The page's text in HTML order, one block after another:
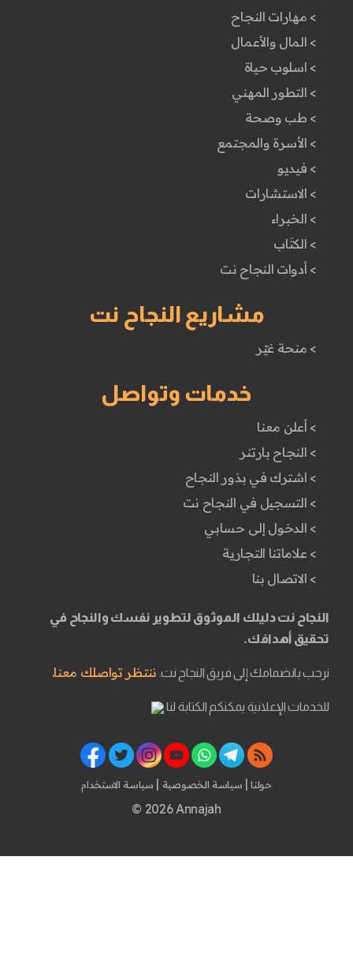
> مهارات النجاح
> المال والأعمال
> اسلوب حياة
> التطور المهني
> طب وصحة
> الأسرة والمجتمع
> فيديو
> الاستشارات
> الخبراء
> الكتَاب
> أدوات النجاح نت
مشاريع النجاح نت
> منحة غيّر
خدمات وتواصل
> أعلن معنا
> النجاح بارتنر
> اشترك في بذور النجاح
> التسجيل في النجاح نت
> الدخول إلى حسابي
> علاماتنا التجارية
> الاتصال بنا
النجاح نت دليلك الموثوق لتطوير نفسك والنجاح في
تحقيق أهدافك.
نرحب بانضمامك إلى فريق النجاح نت. ننتظر تواصلك معنا.
للخدمات الإعلانية يمكنكم الكتابة لنا
حولنا | سياسة الخصوصية | سياسة الاستخدام
© 2026 Annajah